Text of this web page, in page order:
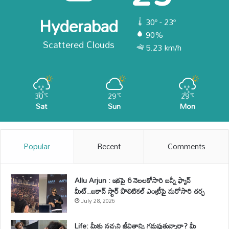
Hyderabad
Scattered Clouds
30º - 23º
90%
5.23 km/h
30℃
Sat
29℃
Sun
29℃
Mon
Popular Recent Comments
Allu Arjun : ఇకపై 6 నెలలకోసారి బన్నీ ఫ్యాన్
మీట్..ఐకాన్ స్టార్ పొలిటికల్ ఎంట్రీపై మరోసారి చర్చ
July 28, 2026
Life: మీకు నచ్చని జీవితాన్ని గడుపుతున్నారా? మీ